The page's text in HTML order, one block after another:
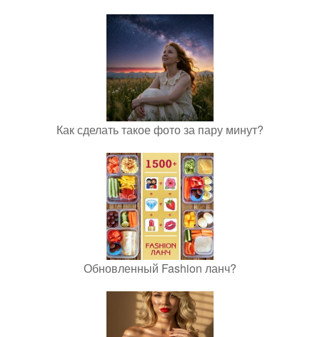
Как сделать такое фото за пару минут?
Обновленный Fashion ланч?